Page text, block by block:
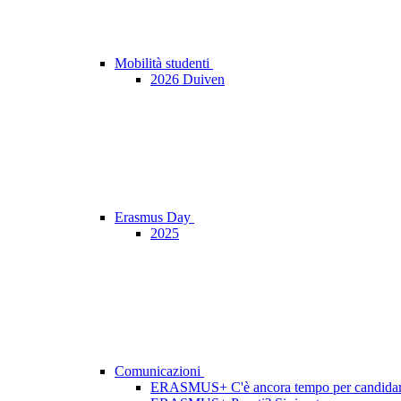
Mobilità studenti
2026 Duiven
Erasmus Day
2025
Comunicazioni
ERASMUS+ C'è ancora tempo per